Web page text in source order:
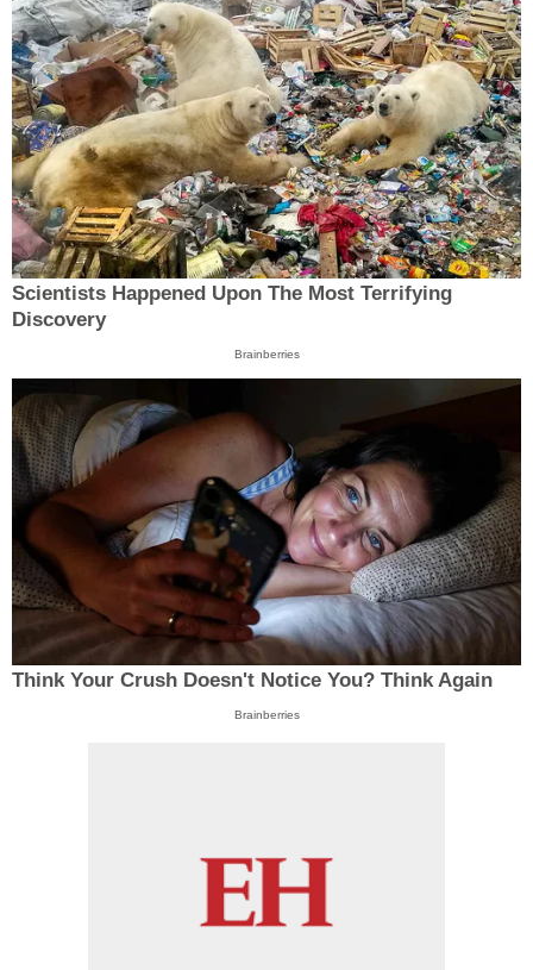
Scientists Happened Upon The Most Terrifying
Discovery
Brainberries
Think Your Crush Doesn't Notice You? Think Again
Brainberries